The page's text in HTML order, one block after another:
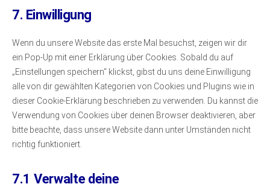
sonstiges
7. Einwilligung
Wenn du unsere Website das erste Mal besuchst, zeigen wir dir
ein Pop-Up mit einer Erklärung über Cookies. Sobald du auf
„Einstellungen speichern“ klickst, gibst du uns deine Einwilligung
alle von dir gewählten Kategorien von Cookies und Plugins wie in
dieser Cookie-Erklärung beschrieben zu verwenden. Du kannst die
Verwendung von Cookies über deinen Browser deaktivieren, aber
bitte beachte, dass unsere Website dann unter Umständen nicht
richtig funktioniert.
7.1 Verwalte deine